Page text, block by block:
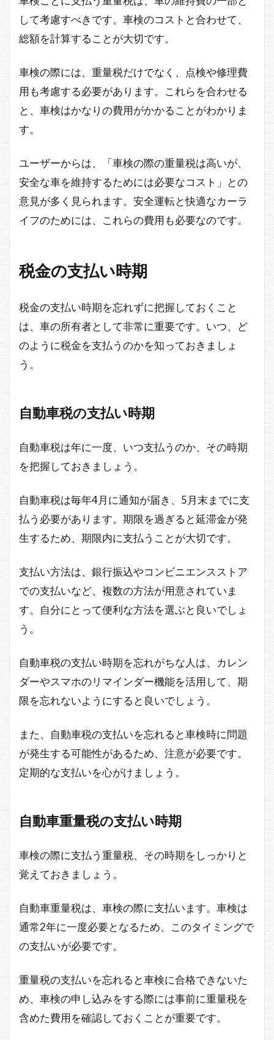
して考慮すべきです。車検のコストと合わせて、
総額を計算することが大切です。
車検の際には、重量税だけでなく、点検や修理費
用も考慮する必要があります。これらを合わせる
と、車検はかなりの費用がかかることがわかりま
す。
ユーザーからは、「車検の際の重量税は高いが、
安全な車を維持するためには必要なコスト」との
意見が多く見られます。安全運転と快適なカーラ
イフのためには、これらの費用も必要なのです。
税金の支払い時期
税金の支払い時期を忘れずに把握しておくこと
は、車の所有者として非常に重要です。いつ、ど
のように税金を支払うのかを知っておきましょ
う。
自動車税の支払い時期
自動車税は年に一度、いつ支払うのか、その時期
を把握しておきましょう。
自動車税は毎年4月に通知が届き、5月末までに支
払う必要があります。期限を過ぎると延滞金が発
生するため、期限内に支払うことが大切です。
支払い方法は、銀行振込やコンビニエンスストア
での支払いなど、複数の方法が用意されていま
す。自分にとって便利な方法を選ぶと良いでしょ
う。
自動車税の支払い時期を忘れがちな人は、カレン
ダーやスマホのリマインダー機能を活用して、期
限を忘れないようにすると良いでしょう。
また、自動車税の支払いを忘れると車検時に問題
が発生する可能性があるため、注意が必要です。
定期的な支払いを心がけましょう。
自動車重量税の支払い時期
車検の際に支払う重量税、その時期をしっかりと
覚えておきましょう。
自動車重量税は、車検の際に支払います。車検は
通常2年に一度必要となるため、このタイミングで
の支払いが必要です。
重量税の支払いを忘れると車検に合格できないた
め、車検の申し込みをする際には事前に重量税を
含めた費用を確認しておくことが重要です。